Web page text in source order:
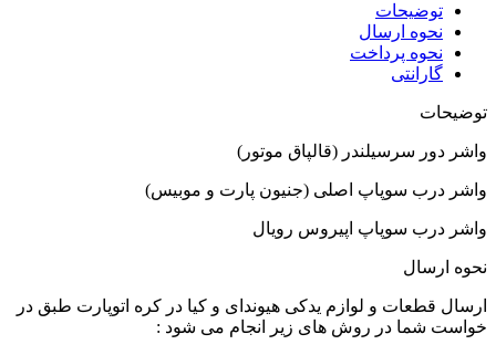
توضیحات
نحوه ارسال
نحوه پرداخت
گارانتی
توضیحات
واشر دور سرسیلندر (قالپاق موتور)
واشر درب سوپاپ اصلی (جنیون پارت و موبیس)
واشر درب سوپاپ اپیروس رویال
نحوه ارسال
ارسال قطعات و لوازم یدکی هیوندای و کیا در کره اتوپارت طبق در
خواست شما در روش های زیر انجام می شود :